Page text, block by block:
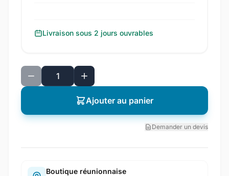
Livraison sous 2 jours ouvrables
Ajouter au panier
Demander un devis
Boutique réunionnaise